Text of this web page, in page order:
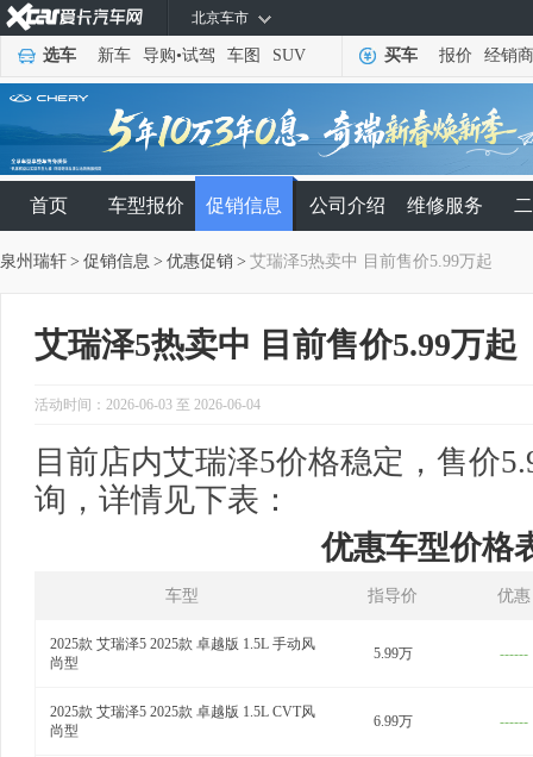
北京车市
选车 新车 导购•试驾 车图 SUV 买车 报价 经销商
首页 车型报价 促销信息 公司介绍 维修服务
泉州瑞轩 > 促销信息 > 优惠促销 > 艾瑞泽5热卖中 目前售价5.99万起
艾瑞泽5热卖中 目前售价5.99万起
活动时间：2026-06-03 至 2026-06-04
目前店内艾瑞泽5价格稳定，售价
询，详情见下表：
优惠车型价格
车型 指导价 优惠
2025款 艾瑞泽5 2025款 卓越版 1.5L 手动风
尚型
5.99万 ------
2025款 艾瑞泽5 2025款 卓越版 1.5L CVT风
尚型
6.99万 ------